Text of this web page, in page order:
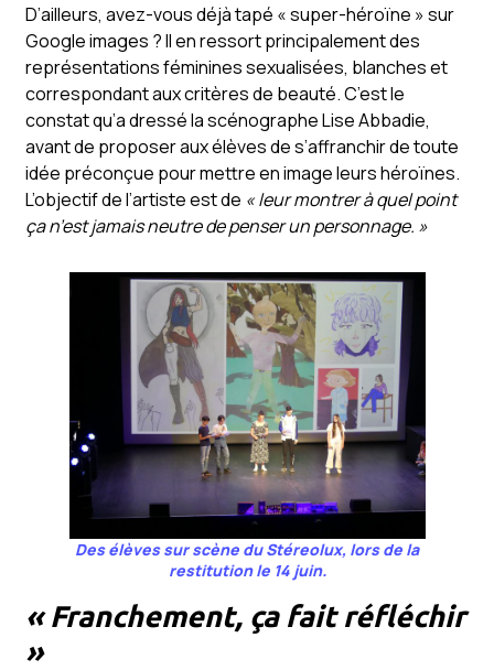
D’ailleurs, avez-vous déjà tapé « super-héroïne » sur
Google images ? Il en ressort principalement des
représentations féminines sexualisées, blanches et
correspondant aux critères de beauté. C’est le
constat qu’a dressé la scénographe Lise Abbadie,
avant de proposer aux élèves de s’affranchir de toute
idée préconçue pour mettre en image leurs héroïnes.
L’objectif de l’artiste est de « leur montrer à quel point
ça n’est jamais neutre de penser un personnage. »
Des élèves sur scène du Stéreolux, lors de la
restitution le 14 juin.
« Franchement, ça fait réfléchir
»